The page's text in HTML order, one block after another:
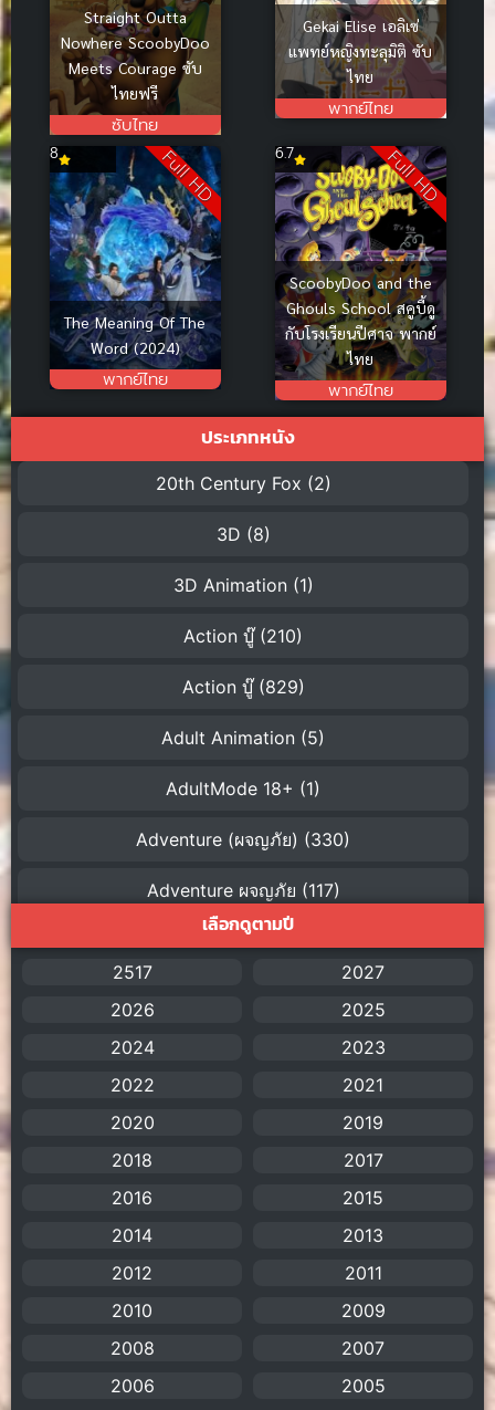
Straight Outta
Nowhere ScoobyDoo
Meets Courage ซับ
ไทยฟรี
ซับไทย
Gekai Elise เอลิเซ่
แพทย์หญิงทะลุมิติ ซับ
ไทย
พากย์ไทย
Full HD
The Meaning Of The
Word (2024)
พากย์ไทย
8 Full HD
ScoobyDoo and the
Ghouls School สคูบี้ดู
กับโรงเรียนปีศาจ พากย์
ไทย
พากย์ไทย
6.7
ประเภทหนัง
20th Century Fox (2)
3D (8)
3D Animation (1)
Action บู๊(210)
Action บู๊(829)
Adult Animation (5)
AdultMode 18+ (1)
Adventure (ผจญภัย) (330)
Adventure ผจญภัย (117)
(1)
Animation การ์ตูน
Animation แอนิเมชั่น
เลือกดูตามปี
2517
2027
2026
2025
2024
2023
2022
2021
2020
2019
2018
2017
2016
2015
2014
2013
2012
2011
2010
2009
2008
2007
2006
2005